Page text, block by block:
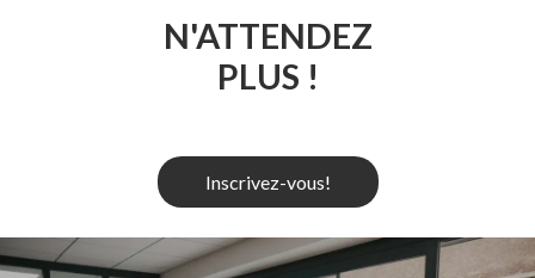
N'ATTENDEZ
PLUS !
Inscrivez-vous!